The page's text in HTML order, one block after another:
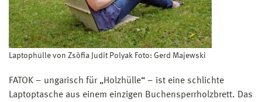
Laptophülle von Zsòfia Judit Polyak Foto: Gerd Majewski
FATOK – ungarisch für „Holzhülle“ – ist eine schlichte
Laptoptasche aus einem einzigen Buchensperrholzbrett. Das